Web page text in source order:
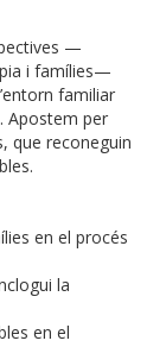
—
i famílies—
familiar
Apostem per
que reconeguin
en el procés
la
en el